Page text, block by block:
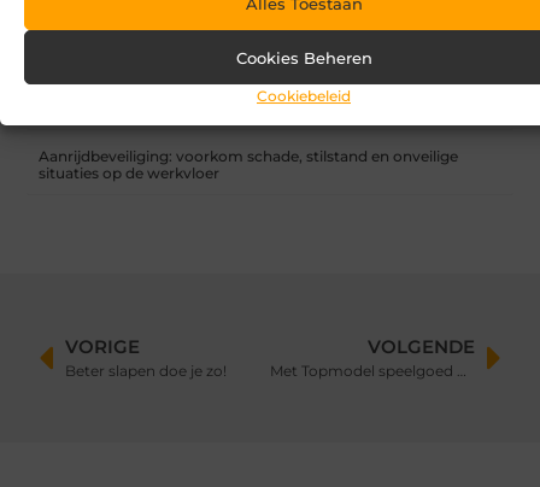
Cookies Beheren
Cookiebeleid
Overkapping in fases: zo begin je slim en breid je later uit
Zandbak schoon en diervriendelijk houden
Vind de perfecte garage in Eerbeek
Aanrijdbeveiliging: voorkom schade, stilstand en onveilige
situaties op de werkvloer
VORIGE
Beter slapen doe je zo!
VOLGENDE
Met Topmodel speelgoed geef je jouw creativiteit de ruimte